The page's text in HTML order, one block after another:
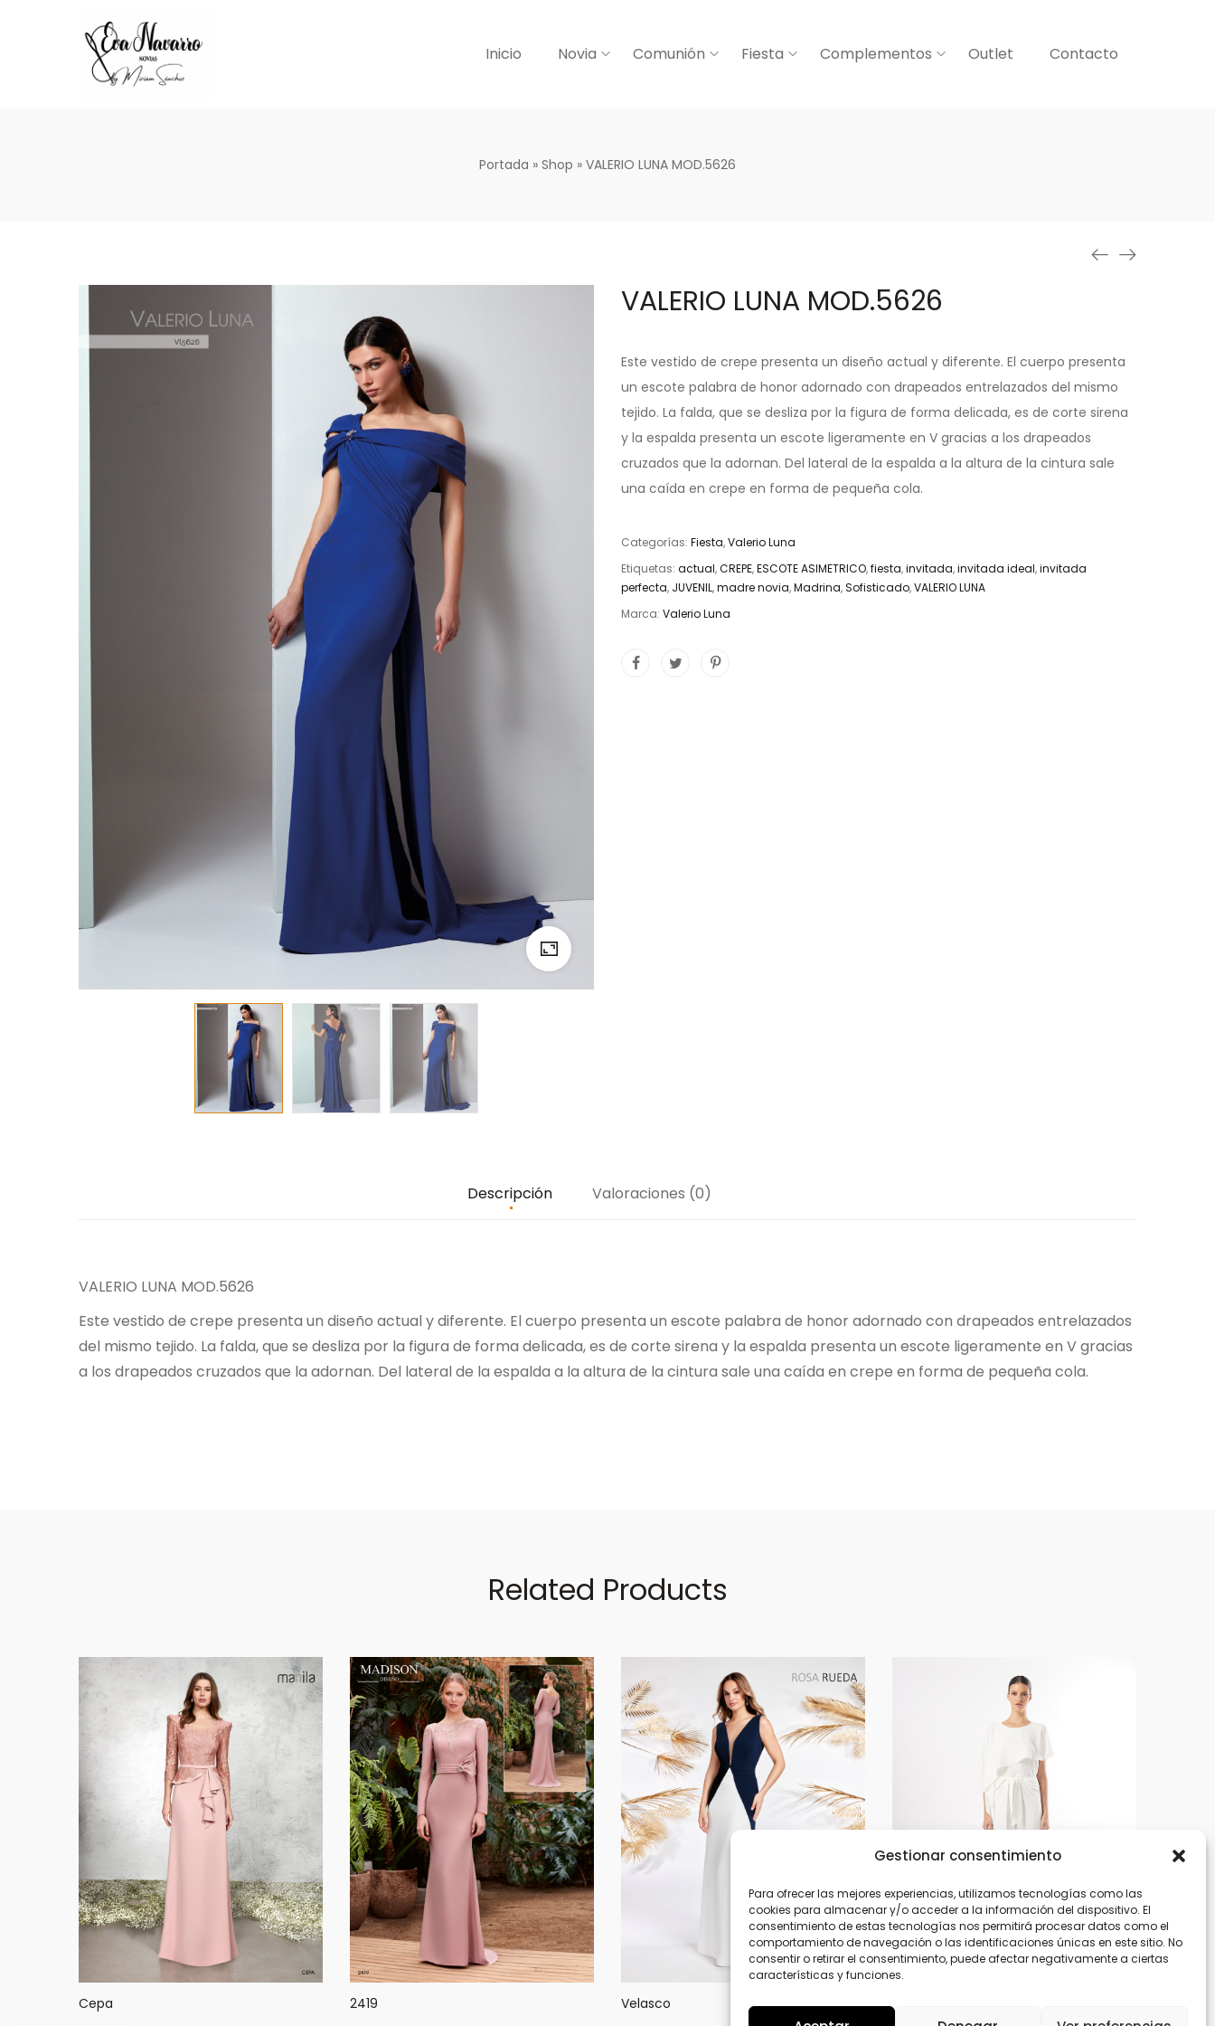
Gestionar consentimiento
Para ofrecer las mejores experiencias, utilizamos tecnologías como las
cookies para almacenar y/o acceder a la información del dispositivo. El
consentimiento de estas tecnologías nos permitirá procesar datos como el
comportamiento de navegación o las identificaciones únicas en este sitio. No
consentir o retirar el consentimiento, puede afectar negativamente a ciertas
características y funciones.
Inicio Novia Comunión Fiesta Complementos Outlet Contacto
Portada » Shop » VALERIO LUNA MOD.5626
VALERIO LUNA MOD.5626
Este vestido de crepe presenta un diseño actual y diferente. El cuerpo presenta
un escote palabra de honor adornado con drapeados entrelazados del mismo
tejido. La falda, que se desliza por la figura de forma delicada, es de corte sirena
y la espalda presenta un escote ligeramente en V gracias a los drapeados
cruzados que la adornan. Del lateral de la espalda a la altura de la cintura sale
una caída en crepe en forma de pequeña cola.
Categorías: Fiesta,Valerio Luna
Etiquetas: actual,CREPE,ESCOTE ASIMETRICO,fiesta,invitada,invitada ideal,invitada
perfecta, JUVENIL,madre novia,Madrina,Sofisticado,VALERIO LUNA
Marca: Valerio Luna
Descripción Valoraciones (0)
VALERIO LUNA MOD.5626
Este vestido de crepe presenta un diseño actual y diferente. El cuerpo presenta un escote palabra de honor adornado con drapeados entrelazados
del mismo tejido. La falda, que se desliza por la figura de forma delicada, es de corte sirena y la espalda presenta un escote ligeramente en V gracias
a los drapeados cruzados que la adornan. Del lateral de la espalda a la altura de la cintura sale una caída en crepe en forma de pequeña cola.
Related Products
Cepa 2419 Velasco 50527-50528